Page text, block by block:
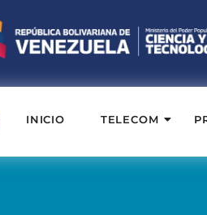
INICIO TELECOM